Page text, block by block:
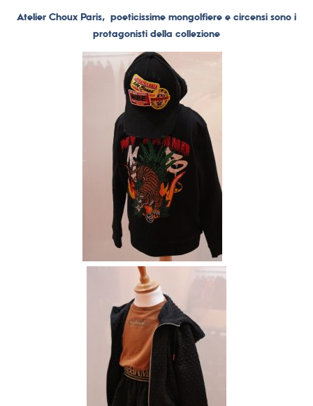
Atelier Choux Paris, poeticissime mongolfiere e circensi sono i
protagonisti della collezione